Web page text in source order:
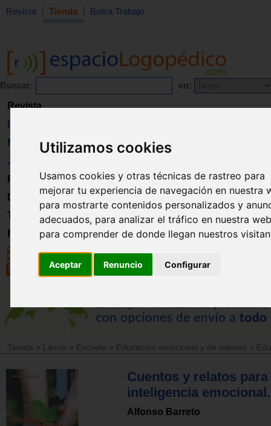
Utilizamos cookies
Usamos cookies y otras técnicas de rastreo para
mejorar tu experiencia de navegación en nuestra
para mostrarte contenidos personalizados y
adecuados, para analizar el tráfico en nuestra
para comprender de donde llegan nuestros
Aceptar Renuncio Configurar
Revista Tienda Bolsa Trabajo
Buscar: en:
Revista
Libros
Material
Juguetes
Formación
Directorio
Trabajo
Registro
Tienda > Libros > Escuela > Educación emocional y de valores >
Cuentos y relatos
inteligencia emocional.
Alfonso Barreto